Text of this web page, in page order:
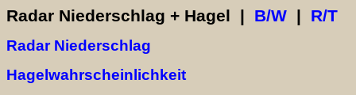
Radar Niederschlag + Hagel | B/W | R/T
Radar Niederschlag
Hagelwahrscheinlichkeit